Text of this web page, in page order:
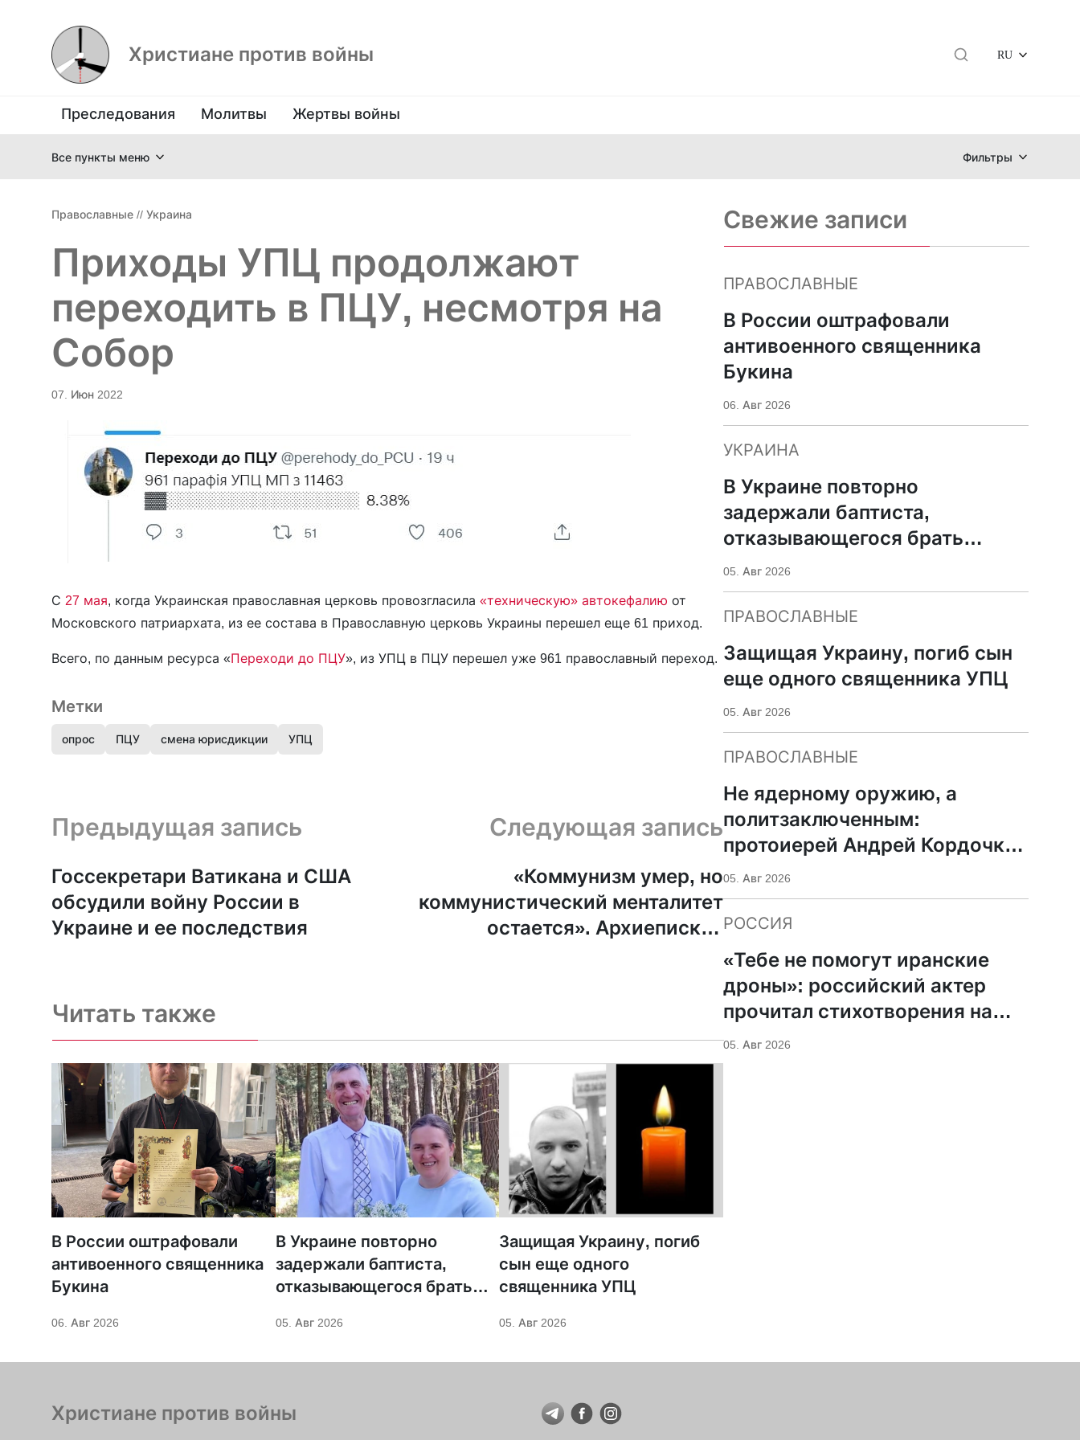
Христиане против войны RU
Преследования Молитвы Жертвы войны
Все пункты меню Фильтры
Православные // Украина
Приходы УПЦ продолжают
переходить в ПЦУ, несмотря на
Собор
07. Июн 2022
С 27 мая, когда Украинская православная церковь провозгласила «техническую» автокефалию от
Московского патриархата, из ее состава в Православную церковь Украины перешел еще 61 приход.
Всего, по данным ресурса «Переходи до ПЦУ», из УПЦ в ПЦУ перешел уже 961 православный переход.
Метки
опрос ПЦУ смена юрисдикции УПЦ
Предыдущая запись и следующая запись
Предыдущая запись
Госсекретари Ватикана и США
обсудили войну России в
Украине и ее последствия
Следующая запись
«Коммунизм умер, но
коммунистический менталитет
остается». Архиепископ
Читать также
В России оштрафовали
антивоенного священника
Букина
06. Авг 2026
В Украине повторно
задержали баптиста,
отказывающегося брать
05. Авг 2026
Защищая Украину, погиб
сын еще одного
священника УПЦ
05. Авг 2026
Свежие записи
ПРАВОСЛАВНЫЕ
В России оштрафовали
антивоенного священника
Букина
06. Авг 2026
УКРАИНА
В Украине повторно
задержали баптиста,
отказывающегося брать
оружие
05. Авг 2026
ПРАВОСЛАВНЫЕ
Защищая Украину, погиб сын
еще одного священника УПЦ
05. Авг 2026
ПРАВОСЛАВНЫЕ
Не ядерному оружию, а
политзаключенным:
протоиерей Андрей Кордочкин
предложил иное
покровительство для
Серафима Саровского
05. Авг 2026
РОССИЯ
«Тебе не помогут иранские
дроны»: российский актер
прочитал стихотворения на
фоне храмов РПЦ
05. Авг 2026
Христиане против войны